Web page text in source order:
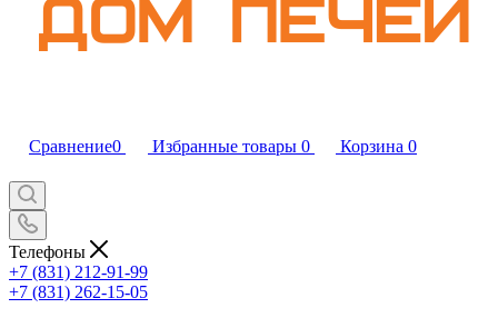
Сравнение0 Избранные товары 0 Корзина 0
Телефоны
+7 (831) 212-91-99
+7 (831) 262-15-05